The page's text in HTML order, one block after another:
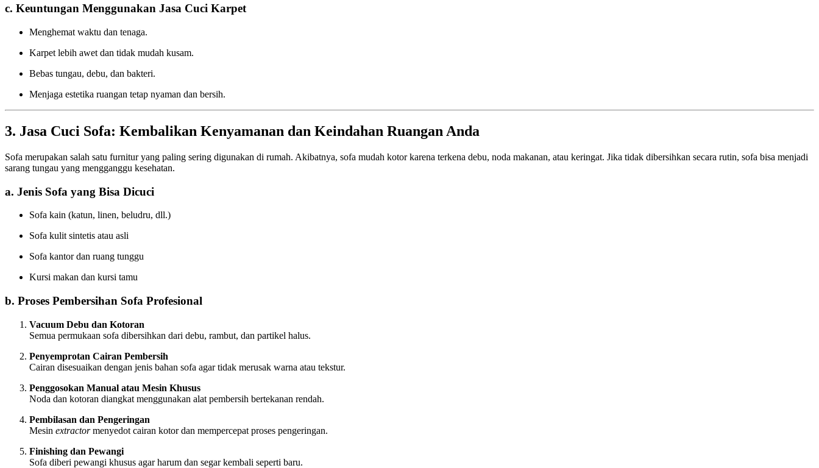
c. Keuntungan Menggunakan Jasa Cuci Karpet
Menghemat waktu dan tenaga.
Karpet lebih awet dan tidak mudah kusam.
Bebas tungau, debu, dan bakteri.
Menjaga estetika ruangan tetap nyaman dan bersih.
3. Jasa Cuci Sofa: Kembalikan Kenyamanan dan Keindahan Ruangan Anda
Sofa merupakan salah satu furnitur yang paling sering digunakan di rumah. Akibatnya, sofa mudah kotor karena terkena debu, noda makanan, atau keringat. Jika tidak dibersihkan secara rutin, sofa bisa menjadi
sarang tungau yang mengganggu kesehatan.
a. Jenis Sofa yang Bisa Dicuci
Sofa kain (katun, linen, beludru, dll.)
Sofa kulit sintetis atau asli
Sofa kantor dan ruang tunggu
Kursi makan dan kursi tamu
b. Proses Pembersihan Sofa Profesional
Vacuum Debu dan Kotoran
Semua permukaan sofa dibersihkan dari debu, rambut, dan partikel halus.
Penyemprotan Cairan Pembersih
Cairan disesuaikan dengan jenis bahan sofa agar tidak merusak warna atau tekstur.
Penggosokan Manual atau Mesin Khusus
Noda dan kotoran diangkat menggunakan alat pembersih bertekanan rendah.
Pembilasan dan Pengeringan
Mesin extractormenyedot cairan kotor dan mempercepat proses pengeringan.
Finishing dan Pewangi
Sofa diberi pewangi khusus agar harum dan segar kembali seperti baru.